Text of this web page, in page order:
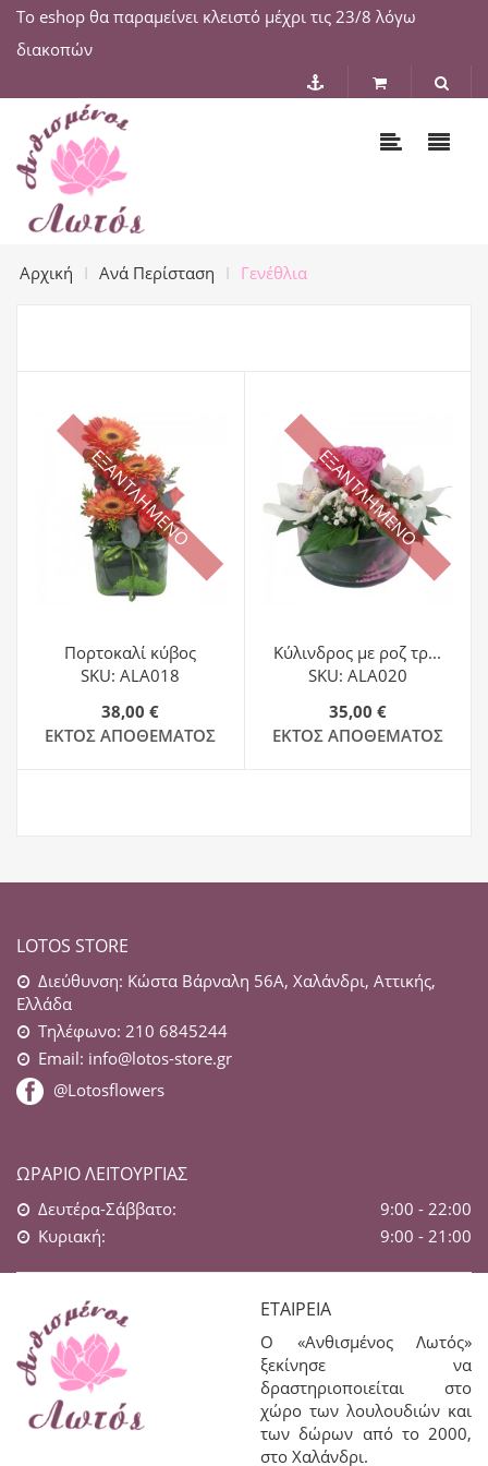
Το eshop θα παραμείνει κλειστό μέχρι τις 23/8 λόγω
διακοπών
Αρχική Ανά Περίσταση Γενέθλια
ΕΞΑΝΤΛΗΜΕΝΟ
Πορτοκαλί κύβος
SKU: ALA018
38,00 €
ΕΚΤΌΣ ΑΠΟΘΈΜΑΤΟΣ
ΕΞΑΝΤΛΗΜΕΝΟ
Κύλινδρος με ροζ τρ...
SKU: ALA020
35,00 €
ΕΚΤΌΣ ΑΠΟΘΈΜΑΤΟΣ
LOTOS STORE
Διεύθυνση: Κώστα Βάρναλη 56Α, Χαλάνδρι, Αττικής,
Ελλάδα
Τηλέφωνο: 210 6845244
Email: info@lotos-store.gr
@Lotosflowers
ΩΡΆΡΙΟ ΛΕΙΤΟΥΡΓΊΑΣ
Δευτέρα-Σάββατο:
9:00 - 22:00
Κυριακή:
9:00 - 21:00
ΕΤΑΙΡΕΊΑ
Ο «Ανθισμένος Λωτός»
ξεκίνησε να
δραστηριοποιείται στο
χώρο των λουλουδιών και
των δώρων από το 2000,
στο Χαλάνδρι.